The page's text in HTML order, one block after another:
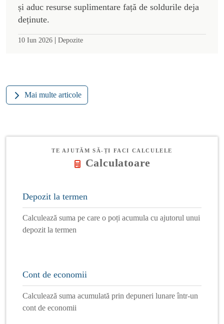
și aduc resurse suplimentare față de soldurile deja
deținute.
10 Iun 2026 | Depozite
Mai multe articole
TE AJUTĂM SĂ-ȚI FACI CALCULELE
Calculatoare
Depozit la termen
Calculează suma pe care o poți acumula cu ajutorul unui
depozit la termen
Cont de economii
Calculează suma acumulată prin depuneri lunare într-un
cont de economii